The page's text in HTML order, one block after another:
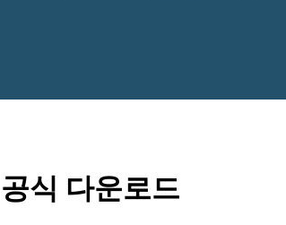
공식 다운로드